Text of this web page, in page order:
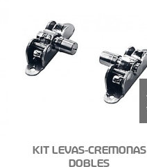
KIT LEVAS-CREMONAS
DOBLES